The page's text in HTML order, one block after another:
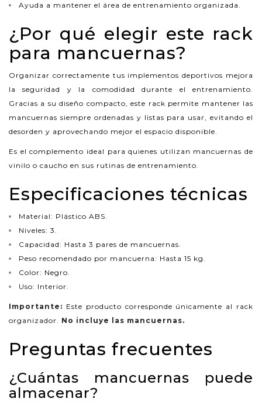
Ayuda a mantener el área de entrenamiento organizada.
¿Por qué elegir este rack
para mancuernas?
Organizar correctamente tus implementos deportivos mejora
la seguridad y la comodidad durante el entrenamiento.
Gracias a su diseño compacto, este rack permite mantener las
mancuernas siempre ordenadas y listas para usar, evitando el
desorden y aprovechando mejor el espacio disponible.
Es el complemento ideal para quienes utilizan mancuernas de
vinilo o caucho en sus rutinas de entrenamiento.
Especificaciones técnicas
Material: Plástico ABS.
Niveles: 3.
Capacidad: Hasta 3 pares de mancuernas.
Peso recomendado por mancuerna: Hasta 15 kg.
Color: Negro.
Uso: Interior.
Importante: Este producto corresponde únicamente al rack
organizador. No incluye las mancuernas.
Preguntas frecuentes
¿Cuántas mancuernas puede
almacenar?